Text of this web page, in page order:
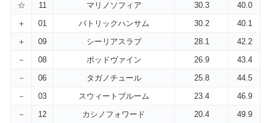
☆
11 マリノソフィア 30.3
40.0
＋
01 パトリックハンサム 30.2
40.1
＋
09 シーリアスラブ 28.1
42.2
－
08 ポッドヴァイン 26.9
43.4
－
06 タガノチュール 25.8
44.5
－
03 スウィートブルーム 23.4
46.9
－
12 カシノフォワード 20.4 49.9